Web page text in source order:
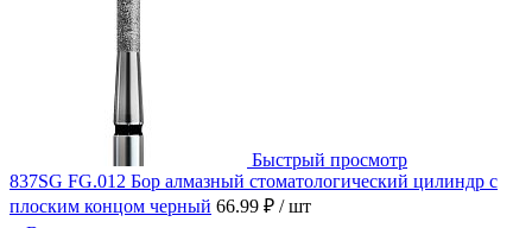
Быстрый просмотр
837SG FG.012 Бор алмазный стоматологический цилиндр с
плоским концом черный 66.99 ₽ / шт